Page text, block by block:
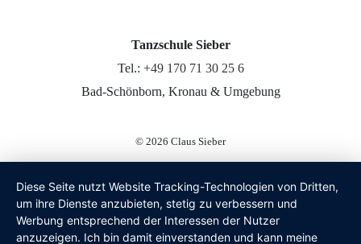
Tanzschule Sieber
Tel.: +49 170 71 30 25 6
Bad-Schönborn, Kronau & Umgebung
© 2026 Claus Sieber
Diese Seite nutzt Website Tracking-Technologien von Dritten,
um ihre Dienste anzubieten, stetig zu verbessern und
Werbung entsprechend der Interessen der Nutzer
anzuzeigen. Ich bin damit einverstanden und kann meine